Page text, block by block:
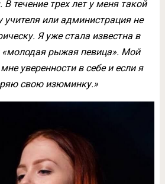
течение трех лет у меня такой
учителя или администрация не
Я уже стала известна в
«молодая рыжая певица». Мой
уверенности в себе и если я
свою изюминку.»